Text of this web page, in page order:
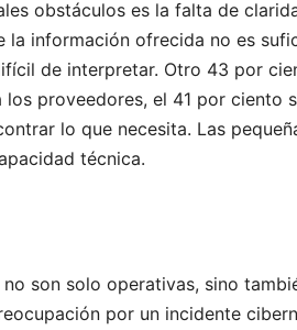
obstáculos es la falta de
la información ofrecida no es
de interpretar. Otro 43 por
los proveedores, el 41 por
lo que necesita. Las
técnica.
no son solo operativas, sino
por un incidente